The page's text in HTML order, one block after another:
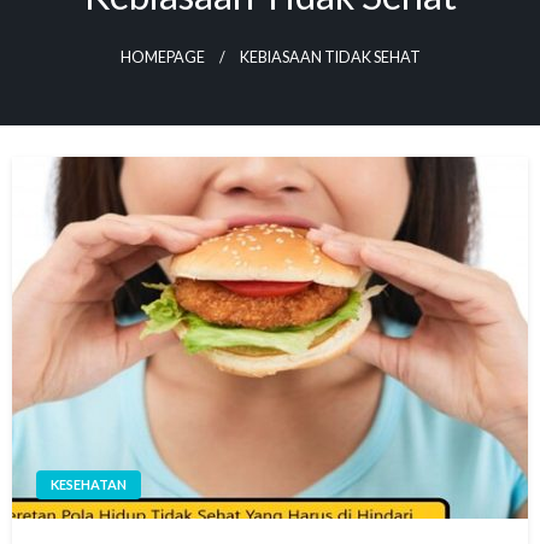
HOMEPAGE KEBIASAAN TIDAK SEHAT
KESEHATAN